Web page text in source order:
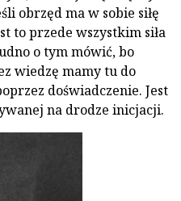
obrzęd ma w sobie siłę
to przede wszystkim siła
o tym mówić, bo
wiedzę mamy tu do
doświadczenie. Jest
na drodze inicjacji.